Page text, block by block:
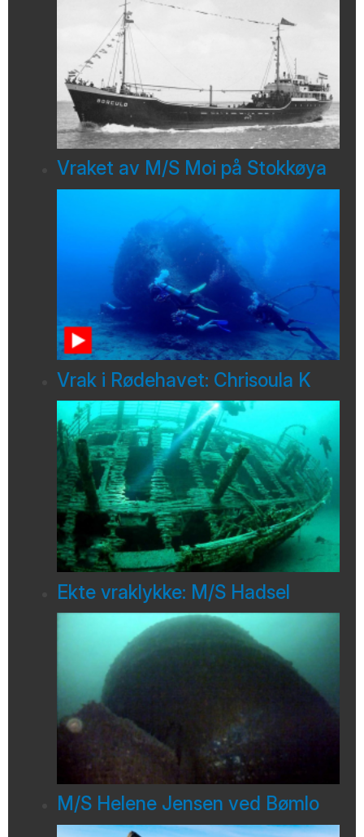
Vraket av M/S Moi på Stokkøya
Vrak i Rødehavet: Chrisoula K
Ekte vraklykke: M/S Hadsel
M/S Helene Jensen ved Bømlo